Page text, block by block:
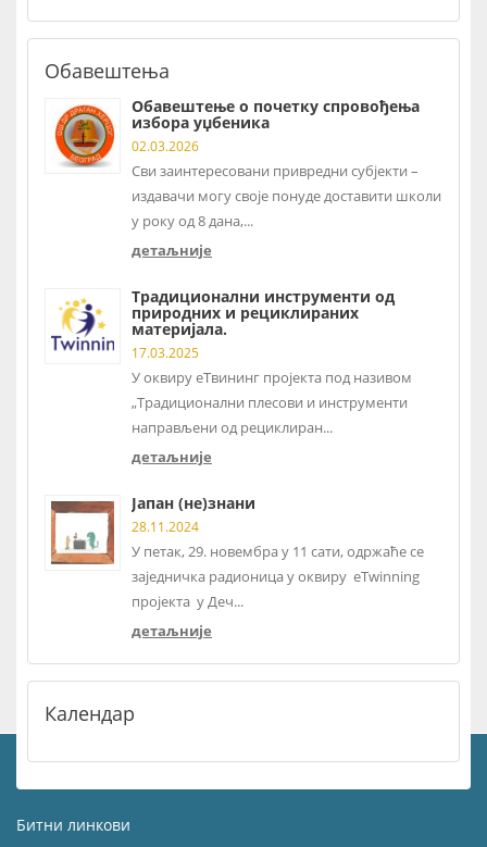
Обавештења
Обавештење о почетку спровођења
избора уџбеника
02.03.2026
Сви заинтересовани привредни субјекти –
издавачи могу своје понуде доставити школи
у року од 8 дана,...
детаљније
Традиционални инструменти од
природних и рециклираних
материјала.
17.03.2025
У оквиру еТвининг пројекта под називом
„Традиционални плесови и инструменти
направљени од рециклиран...
детаљније
Јапан (не)знани
28.11.2024
У петак, 29. новембра у 11 сати, одржаће се
заједничка радионица у оквиру eTwinning
пројекта у Деч...
детаљније
Календар
Битни линкови